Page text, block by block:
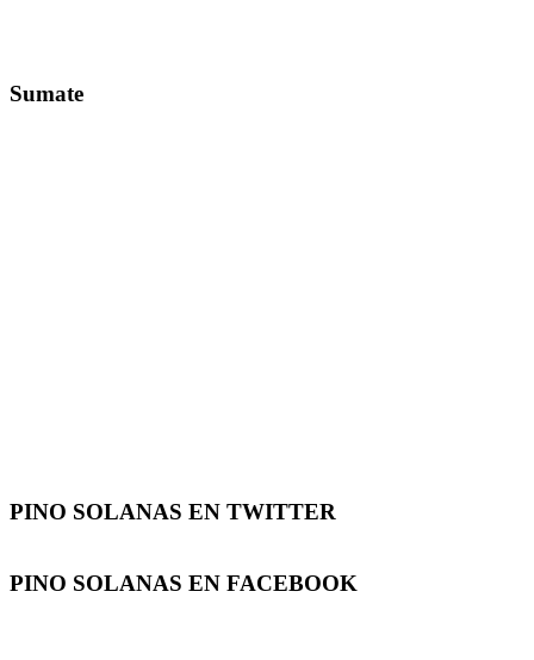
Sumate
PINO SOLANAS EN TWITTER
PINO SOLANAS EN FACEBOOK